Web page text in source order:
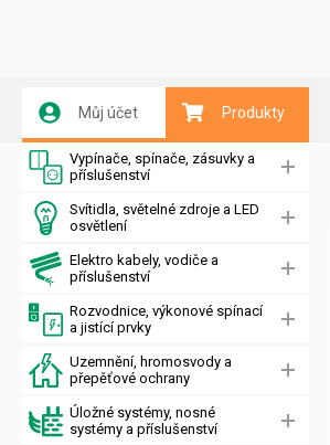
Můj účet Produkty
Vypínače, spínače, zásuvky a
příslušenství
Svítidla, světelné zdroje a LED
osvětlení
Elektro kabely, vodiče a
příslušenství
Rozvodnice, výkonové spínací
a jistící prvky
Uzemnění, hromosvody a
přepěťové ochrany
Úložné systémy, nosné
systémy a příslušenství